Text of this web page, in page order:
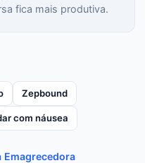
fica mais produtiva.
Zepbound
com náusea
Emagrecedora